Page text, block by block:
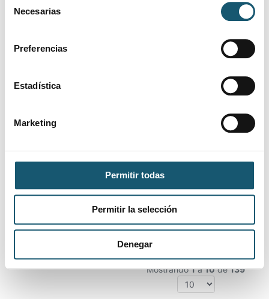
Necesarias
Preferencias
Estadística
Marketing
Permitir todas
Permitir la selección
Denegar
TECNICO /
AUXILIAR DE
DE CALPE
03/08/2026
Farmacéutico/a
para farmacia en
AUXILIAR/
fines de semana
Farmacéutico/a
2
Mostrando1a10de139